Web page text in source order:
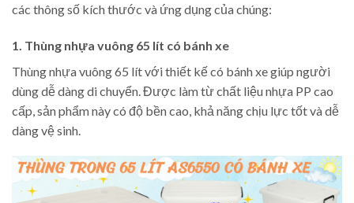
các thông số kích thước và ứng dụng của chúng:
1. Thùng nhựa vuông 65 lít có bánh xe
Thùng nhựa vuông 65 lít với thiết kế có bánh xe giúp người
dùng dễ dàng di chuyển. Được làm từ chất liệu nhựa PP cao
cấp, sản phẩm này có độ bền cao, khả năng chịu lực tốt và dễ
dàng vệ sinh.